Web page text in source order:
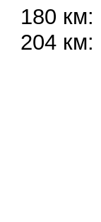
180 км:
204 км: